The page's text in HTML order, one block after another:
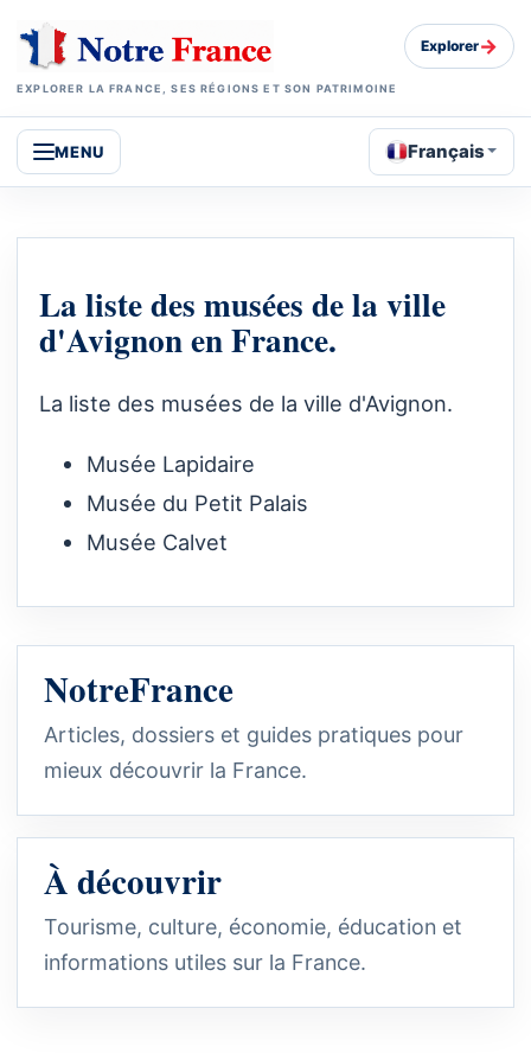
EXPLORER LA FRANCE, SES RÉGIONS ET SON PATRIMOINE
Explorer→
MENU Français
La liste des musées de la ville
d'Avignon en France.
La liste des musées de la ville d'Avignon.
Musée Lapidaire
Musée du Petit Palais
Musée Calvet
NotreFrance
Articles, dossiers et guides pratiques pour
mieux découvrir la France.
À découvrir
Tourisme, culture, économie, éducation et
informations utiles sur la France.